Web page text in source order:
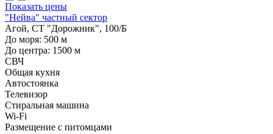
Показать цены
"Нейва" частный сектор
Агой, СТ "Дорожник", 100/Б
До моря: 500 м
До центра: 1500 м
СВЧ
Общая кухня
Автостоянка
Телевизор
Стиральная машина
Wi-Fi
Размещение с питомцами